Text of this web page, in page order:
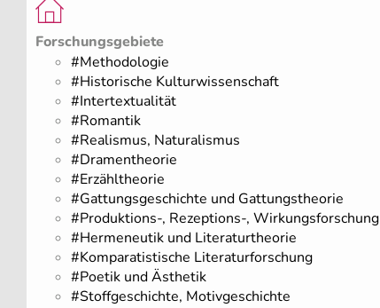
Forschungsgebiete
#Methodologie
#Historische Kulturwissenschaft
#Intertextualität
#Romantik
#Realismus, Naturalismus
#Dramentheorie
#Erzähltheorie
#Gattungsgeschichte und Gattungstheorie
#Produktions-, Rezeptions-, Wirkungsforschung
#Hermeneutik und Literaturtheorie
#Komparatistische Literaturforschung
#Poetik und Ästhetik
#Stoffgeschichte, Motivgeschichte